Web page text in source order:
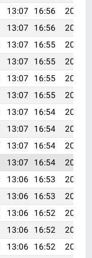
13:07 16:56
20:14
13:07 16:56
20:13
13:07 16:55
20:12
13:07 16:55
20:11
13:07 16:55
20:10
13:07 16:55
20:09
13:07 16:54
20:08
13:07 16:54
20:07
13:07 16:54
20:06
13:07 16:54
20:05
13:06 16:53
20:04
13:06 16:53
20:03
13:06 16:52
20:02
13:06 16:52
20:01
13:06 16:52
20:00